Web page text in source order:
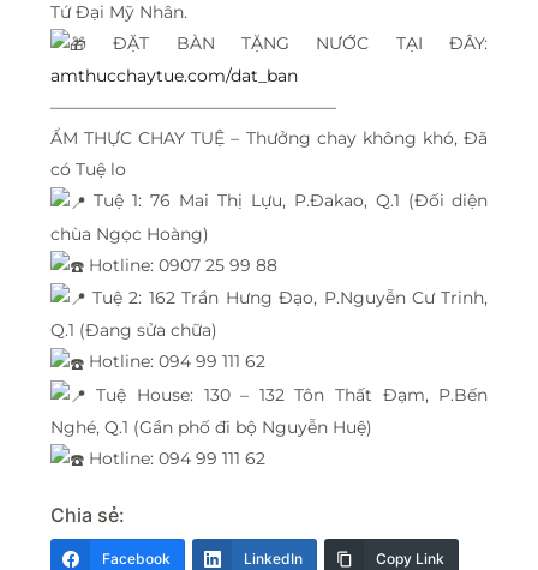
Tứ Đại Mỹ Nhân.
ĐẶT BÀN TẶNG NƯỚC TẠI ĐÂY:
amthucchaytue.com/dat_ban
—————————————————
ẨM THỰC CHAY TUỆ – Thưởng chay không khó, Đã
có Tuệ lo
Tuệ 1: 76 Mai Thị Lựu, P.Đakao, Q.1 (Đối diện
chùa Ngọc Hoàng)
Hotline: 0907 25 99 88
Tuệ 2: 162 Trần Hưng Đạo, P.Nguyễn Cư Trinh,
Q.1 (Đang sửa chữa)
Hotline: 094 99 111 62
Tuệ House: 130 – 132 Tôn Thất Đạm, P.Bến
Nghé, Q.1 (Gần phố đi bộ Nguyễn Huệ)
Hotline: 094 99 111 62
Chia sẻ:
Facebook LinkedIn Copy Link